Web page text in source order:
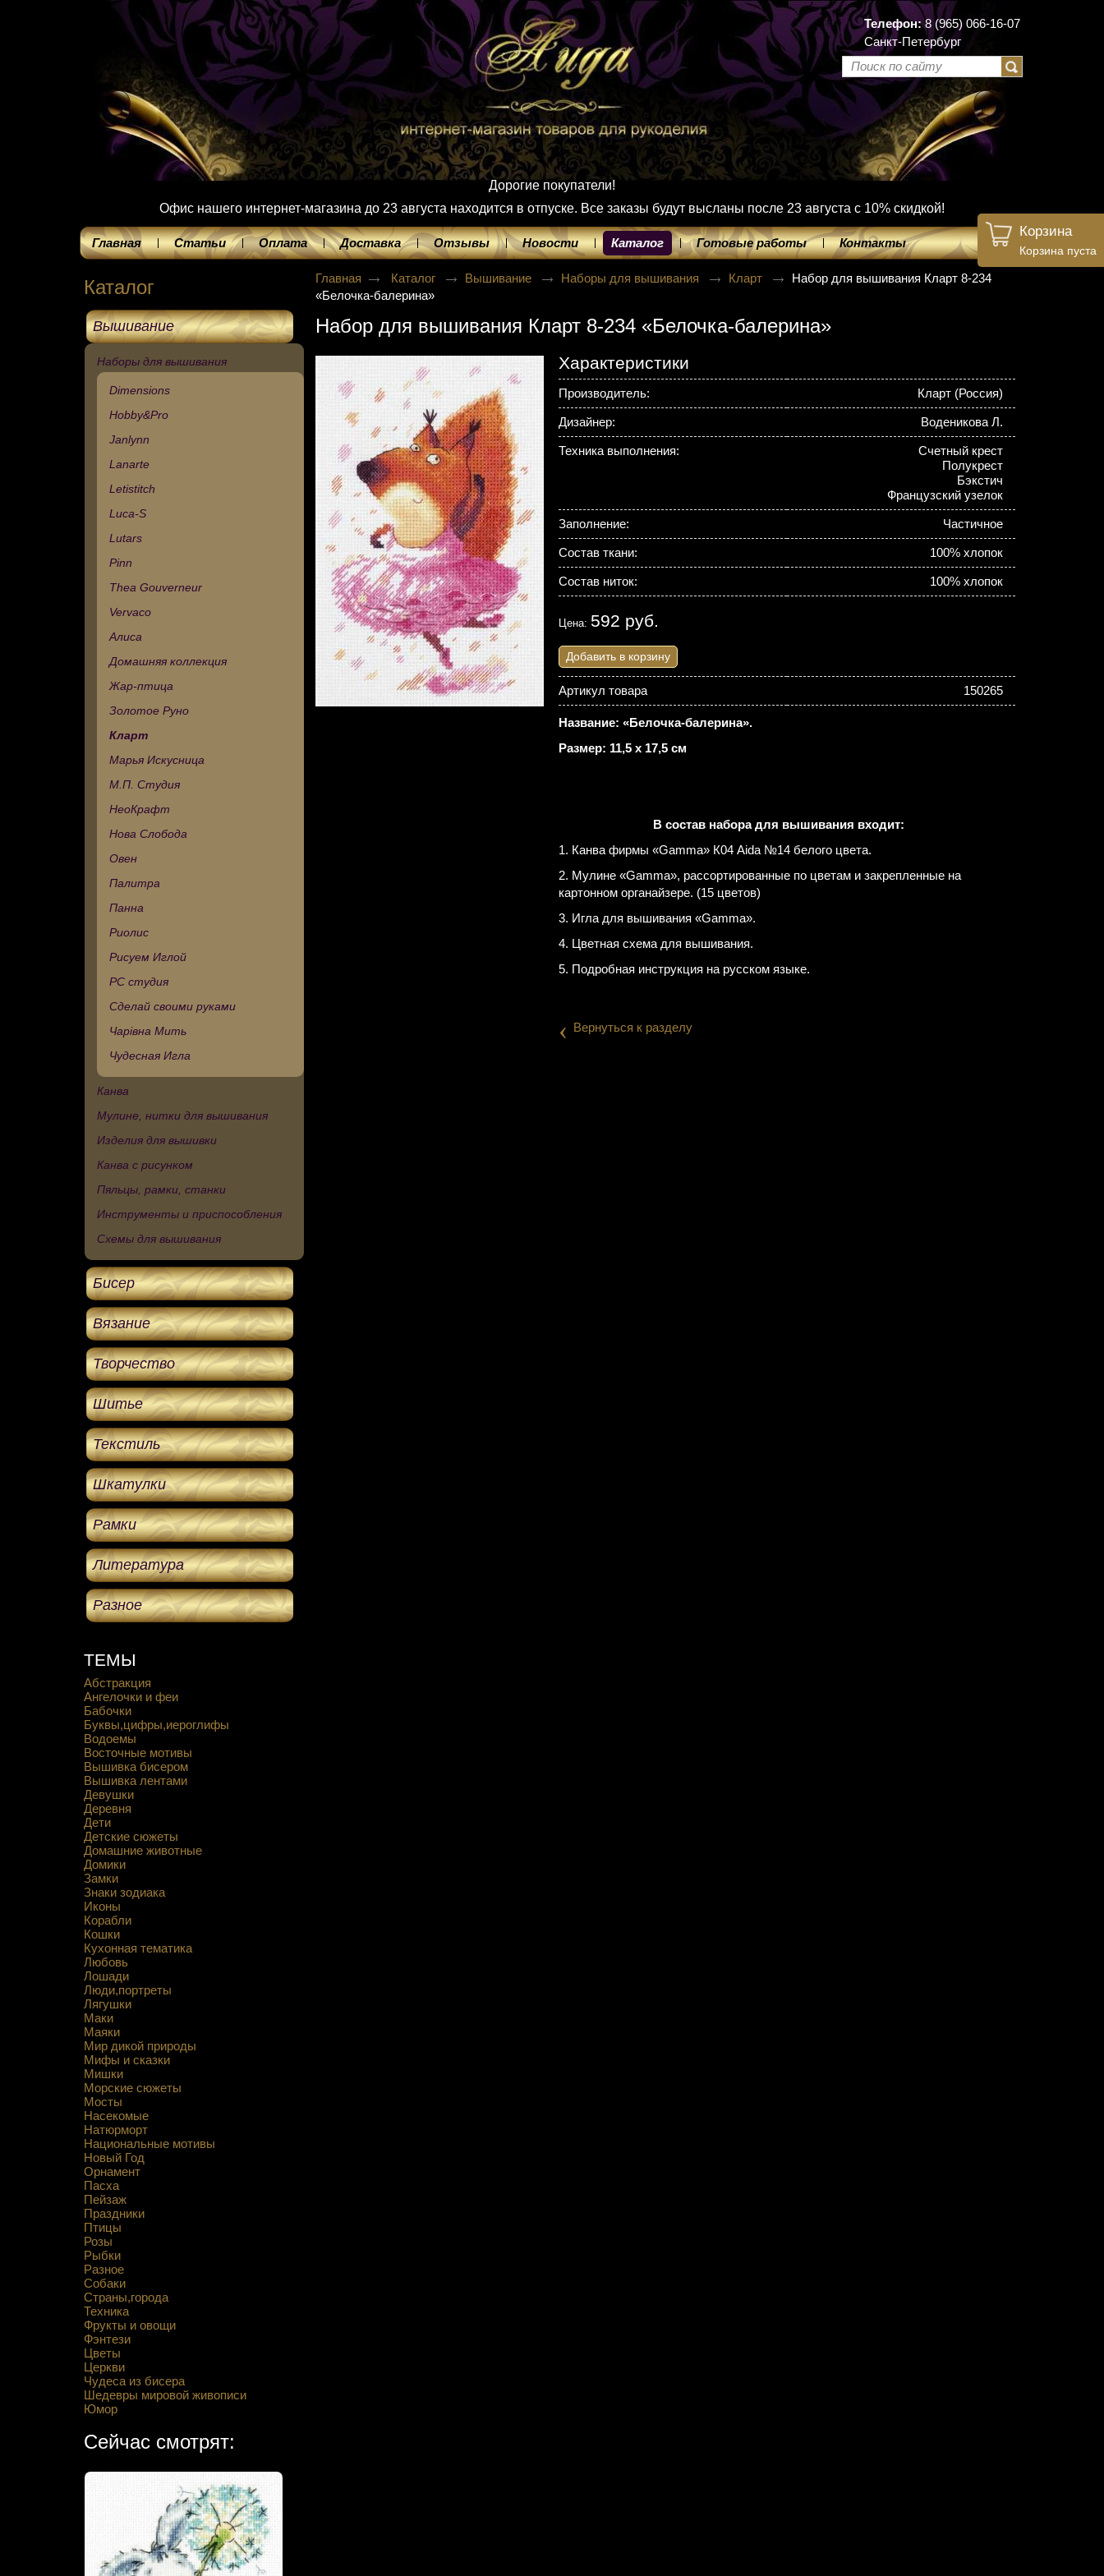
Телефон:8 (965) 066-16-07
Санкт-Петербург
Дорогие покупатели!
Офис нашего интернет-магазина до 23 августа находится в отпуске. Все заказы будут высланы после 23 августа с 10% скидкой!
Главная Статьи Оплата Доставка Отзывы Новости Каталог Готовые работы Контакты
Каталог
Вышивание
Наборы для вышивания
Dimensions
Hobby&Pro
Janlynn
Lanarte
Letistitch
Luca-S
Lutars
Pinn
Thea Gouverneur
Vervaco
Алиса
Домашняя коллекция
Жар-птица
Золотое Руно
Кларт
Марья Искусница
М.П. Студия
НеоКрафт
Нова Слобода
Овен
Палитра
Панна
Риолис
Рисуем Иглой
РС студия
Сделай своими руками
Чарівна Мить
Чудесная Игла
Канва
Мулине, нитки для вышивания
Изделия для вышивки
Канва с рисунком
Пяльцы, рамки, станки
Инструменты и приспособления
Схемы для вышивания
Бисер
Вязание
Творчество
Шитье
Текстиль
Шкатулки
Рамки
Литература
Разное
Корзина
Корзина пуста
ТЕМЫ
Абстракция
Ангелочки и феи
Бабочки
Буквы,цифры,иероглифы
Водоемы
Восточные мотивы
Вышивка бисером
Вышивка лентами
Девушки
Деревня
Дети
Детские сюжеты
Домашние животные
Домики
Замки
Знаки зодиака
Иконы
Корабли
Кошки
Кухонная тематика
Любовь
Лошади
Люди,портреты
Лягушки
Маки
Маяки
Мир дикой природы
Мифы и сказки
Мишки
Морские сюжеты
Мосты
Насекомые
Натюрморт
Национальные мотивы
Новый Год
Орнамент
Пасха
Пейзаж
Праздники
Птицы
Розы
Рыбки
Разное
Собаки
Страны,города
Техника
Фрукты и овощи
Фэнтези
Цветы
Церкви
Чудеса из бисера
Шедевры мировой живописи
Юмор
Сейчас смотрят:
Главная Каталог Вышивание Наборы для вышивания Кларт
Набор для вышивания Кларт 8-234
«Белочка-балерина»
Набор для вышивания Кларт 8-234 «Белочка-балерина»
Характеристики
Производитель: Кларт (Россия)
Дизайнер: Воденикова Л.
Техника выполнения:
Счетный крест
Полукрест
Бэкстич
Французский узелок
Заполнение: Частичное
Состав ткани: 100% хлопок
Состав ниток: 100% хлопок
Цена: 592 руб.
Добавить в корзину
Артикул товара 150265
Название: «Белочка-балерина».
Размер: 11,5 х 17,5 см
В состав набора для вышивания входит:
1. Канва фирмы «Gamma» К04 Aida №14 белого цвета.
2. Мулине «Gamma», рассортированные по цветам и закрепленные на
картонном органайзере. (15 цветов)
3. Игла для вышивания «Gamma».
4. Цветная схема для вышивания.
5. Подробная инструкция на русском языке.
‹ Вернуться к разделу